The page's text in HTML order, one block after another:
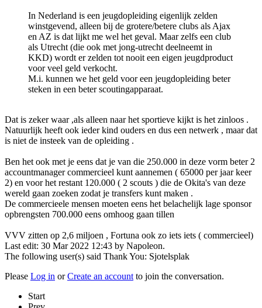
In Nederland is een jeugdopleiding eigenlijk zelden
winstgevend, alleen bij de grotere/betere clubs als Ajax
en AZ is dat lijkt me wel het geval. Maar zelfs een club
als Utrecht (die ook met jong-utrecht deelneemt in
KKD) wordt er zelden tot nooit een eigen jeugdproduct
voor veel geld verkocht.
M.i. kunnen we het geld voor een jeugdopleiding beter
steken in een beter scoutingapparaat.
Dat is zeker waar ,als alleen naar het sportieve kijkt is het zinloos .
Natuurlijk heeft ook ieder kind ouders en dus een netwerk , maar dat
is niet de insteek van de opleiding .
Ben het ook met je eens dat je van die 250.000 in deze vorm beter 2
accountmanager commercieel kunt aannemen ( 65000 per jaar keer
2) en voor het restant 120.000 ( 2 scouts ) die de Okita's van deze
wereld gaan zoeken zodat je transfers kunt maken .
De commercieele mensen moeten eens het belachelijk lage sponsor
opbrengsten 700.000 eens omhoog gaan tillen
VVV zitten op 2,6 miljoen , Fortuna ook zo iets iets ( commercieel)
Last edit: 30 Mar 2022 12:43 by Napoleon.
The following user(s) said Thank You: Sjotelsplak
Please Log in orCreate an account to join the conversation.
Start